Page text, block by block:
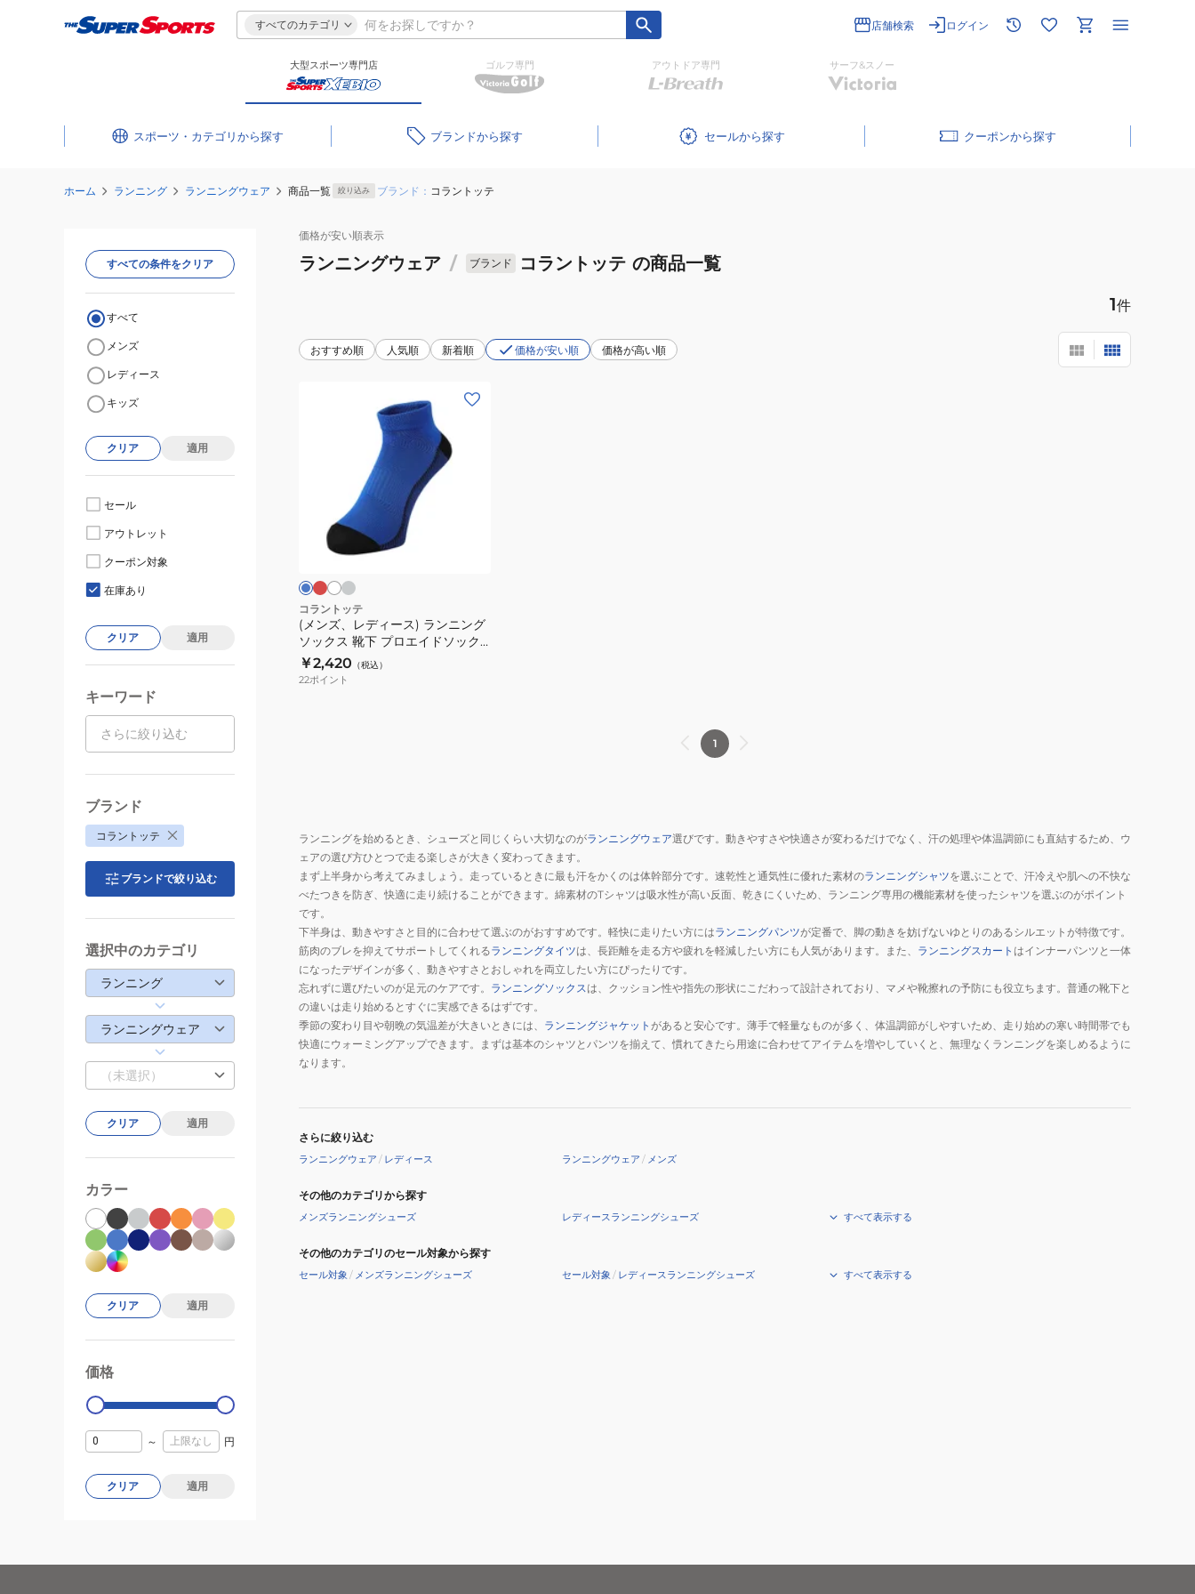
すべてのカテゴリ 店舗検索 ログイン
大型スポーツ専門店 ゴルフ専門 アウトドア専門 サーフ&スノー
スポーツ・カテゴリ ブランド セール クーポン
ホーム ランニング ランニングウェア 商品一覧 絞り込み ブランド： コラントッテ
価格が安い順表示
ランニングウェア / ブランド コラントッテ の商品一覧
1件
おすすめ順 人気順 新着順 価格が安い順 価格が高い順
ン
ニ
ン
グ
ソ
エ
イ
ド
ソ
ッ
ク
ス
AJMMA
ー
コラントッテ
(メンズ、レディース) ランニング
ソックス 靴下 プロエイドソック
ス AJMMA
￥2,420 （税込）
22ポイント
1
ランニングを始めるとき、シューズと同じくらい大切なのがランニングウェア選びです。動きやすさや快適さが変わるだけでなく、汗の処理や体温調節にも直結するため、ウ
ェアの選び方ひとつで走る楽しさが大きく変わってきます。
まず上半身から考えてみましょう。走っているときに最も汗をかくのは体幹部分です。速乾性と通気性に優れた素材のランニングシャツを選ぶことで、汗冷えや肌への不快な
べたつきを防ぎ、快適に走り続けることができます。綿素材のTシャツは吸水性が高い反面、乾きにくいため、ランニング専用の機能素材を使ったシャツを選ぶのがポイント
です。
下半身は、動きやすさと目的に合わせて選ぶのがおすすめです。軽快に走りたい方にはランニングパンツが定番で、脚の動きを妨げないゆとりのあるシルエットが特徴です。
筋肉のブレを抑えてサポートしてくれるランニングタイツは、長距離を走る方や疲れを軽減したい方にも人気があります。また、 ランニングスカート はインナーパンツと一体
になったデザインが多く、動きやすさとおしゃれを両立したい方にぴったりです。
忘れずに選びたいのが足元のケアです。 ランニングソックス は、クッション性や指先の形状にこだわって設計されており、マメや靴擦れの予防にも役立ちます。普通の靴下と
の違いは走り始めるとすぐに実感できるはずです。
季節の変わり目や朝晩の気温差が大きいときには、 ランニングジャケット があると安心です。薄手で軽量なものが多く、体温調節がしやすいため、走り始めの寒い時間帯でも
快適にウォーミングアップできます。まずは基本のシャツとパンツを揃えて、慣れてきたら用途に合わせてアイテムを増やしていくと、無理なくランニングを楽しめるように
なります。
さらに絞り込む
ランニングウェア / レディース ランニングウェア / メンズ
その他のカテゴリから探す
メンズランニングシューズ レディースランニングシューズ すべて表示する
その他のカテゴリのセール対象から探す
セール対象 / メンズランニングシューズ セール対象 / レディースランニングシューズ すべて表示する
すべての条件をクリア
すべて
メンズ
レディース
キッズ
クリア 適用
セール
アウトレット
クーポン対象
在庫あり
クリア 適用
キーワード
ブランド
コラントッテ
ブランドで絞り込む
選択中のカテゴリ
ランニング
ランニングウェア
（未選択）
クリア 適用
カラー
クリア 適用
価格
0
～ 円
クリア 適用